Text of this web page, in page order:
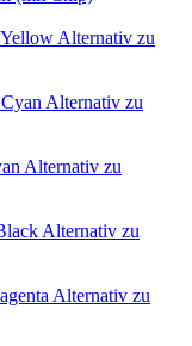
Alternativ zu
Alternativ zu
Alternativ zu
Alternativ zu
Alternativ zu